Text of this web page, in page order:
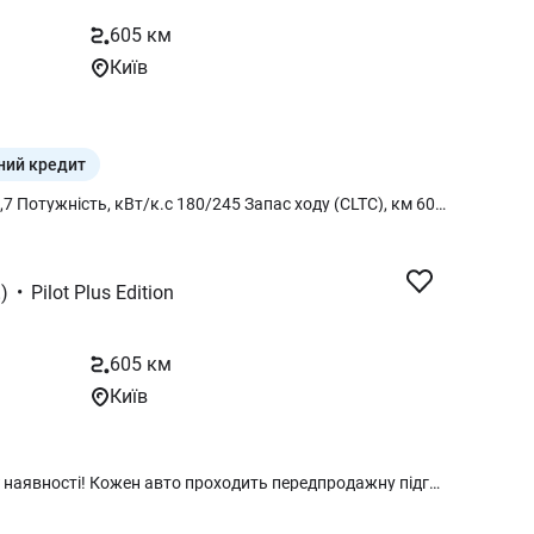
605 км
Київ
кредит
ЦІНА З ПДВ Ємність батареї, кВт 78,7 Потужність, кВт/к.с 180/245 Запас ходу (CLTC), км 605 Розгін 0-100 км, сек 7,7 Кількість місць 5 Максимальна швидкість, км/год 185 Привід Задній Швидкість зарядки (повільна/швидка), год 7/0,3 ГАБАРИТИ Об’єм багажника (л) 757-1630 Тип кузова Кросовер Довжина (мм) 4810 Ширина (мм) 1920 Висота (мм) 1675 Споряджена маса (кг) 2090 ДВИГУН Тип двигуна Синхронний на постійних магнітах Максимальна потужність електродвигуна (к.с.) 245 Потужність переднього електродвигуна (кВт) – Загальна максимальна потужність (кВт) 180 Максимальна швидкість (км/год) 185 Крутний момент (Нм) 330 Кількість електромоторів 1 Потужність заднього електродвигуна (кВт) 180 БАТАРЕЯ Ємність батареї (кВт/год) 78,7 Швидка зарядка (годин) 0,3 Повільна зарядка (годин) 7 Охолодження батареї Рідинне Тип батареї Літій-залізо-фосфатна Переднагрівання батареї Так БЕЗПЕКА Кількість подушок безпеки 7 Система контролю тиску в шинах (TPMS) Так ABS Так ESP Так ISOFIX Так Система Auto Hold Так Система утримання у смузі Так Система моніторингу втоми водія Так Система розпізнавання дорожніх знаків Так Активне гальмо Так
• Pilot Plus Edition
605 км
Київ
Новий електромобіль з гарантією у наявності! Кожен авто проходить передпродажну підготовку на професійному обладнанні (більш 15 робіт), розконсервацію після транспортування, зняття наліпок та зайвих символів з кузова, мийку, заряджання до 80-100% на момент видачі клієнту, офіційну сертифікацію та розмитнення! Придбати можливо під 100% оплати, у кредит, лізинг.